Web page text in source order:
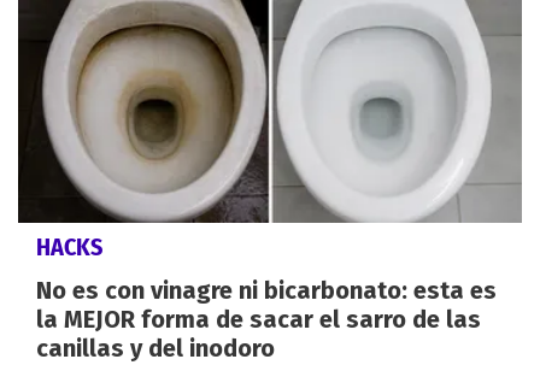
HACKS
No es con vinagre ni bicarbonato: esta es
la MEJOR forma de sacar el sarro de las
canillas y del inodoro